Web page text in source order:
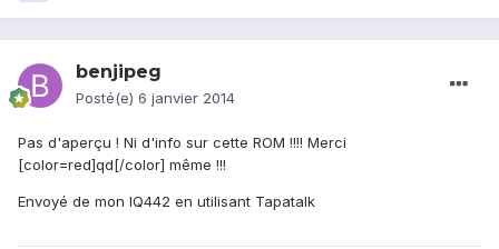
benjipeg
Posté(e) 6 janvier 2014
Pas d'aperçu ! Ni d'info sur cette ROM !!!! Merci
[color=red]qd[/color] même !!!
Envoyé de mon IQ442 en utilisant Tapatalk